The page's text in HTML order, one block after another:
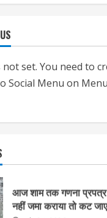
not set. You need to
Social Menu on
एचईआरसी के अध्यक्ष नंद
निर्धारित मानक व नियम
जाएगा परीक्षण, तब कार्रवाई